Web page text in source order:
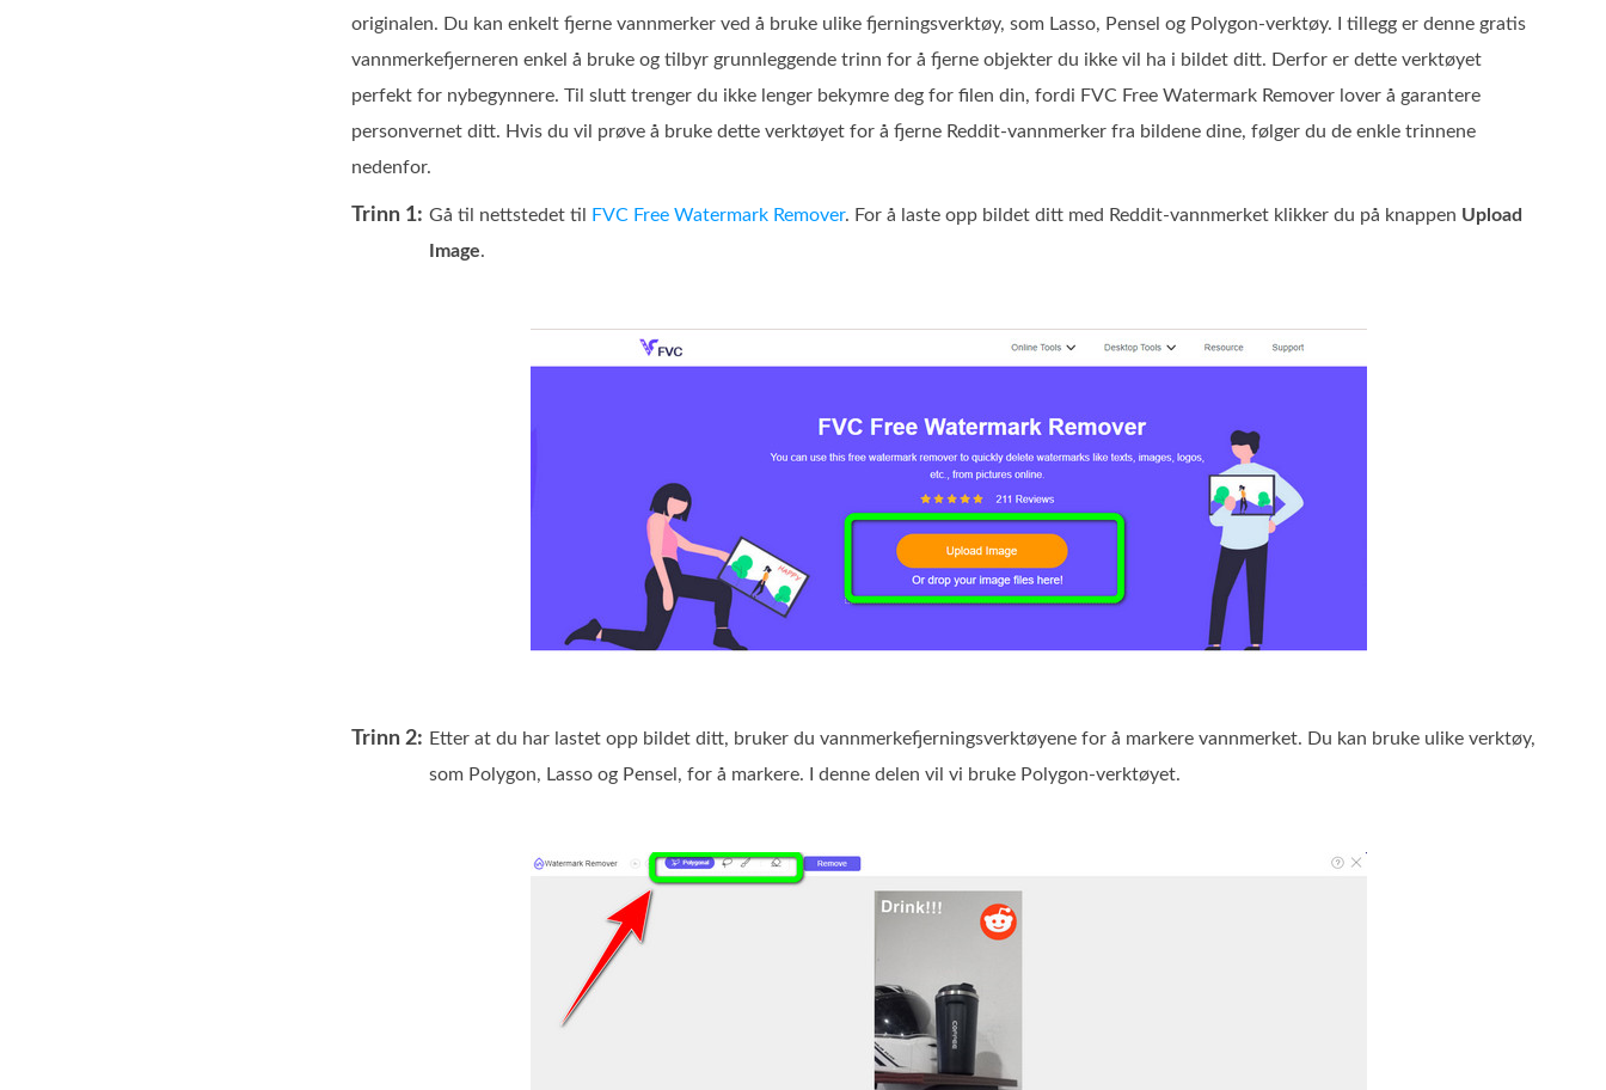
originalen. Du kan enkelt fjerne vannmerker ved å bruke ulike fjerningsverktøy, som Lasso, Pensel og Polygon‑verktøy. I tillegg er denne gratis
vannmerkefjerneren enkel å bruke og tilbyr grunnleggende trinn for å fjerne objekter du ikke vil ha i bildet ditt. Derfor er dette verktøyet
perfekt for nybegynnere. Til slutt trenger du ikke lenger bekymre deg for filen din, fordi FVC Free Watermark Remover lover å garantere
personvernet ditt. Hvis du vil prøve å bruke dette verktøyet for å fjerne Reddit‑vannmerker fra bildene dine, følger du de enkle trinnene
nedenfor.
Trinn 1: Gå til nettstedet til FVC Free Watermark Remover. For å laste opp bildet ditt med Reddit‑vannmerket klikker du på knappen Upload
Image.
Trinn 2: Etter at du har lastet opp bildet ditt, bruker du vannmerkefjerningsverktøyene for å markere vannmerket. Du kan bruke ulike verktøy,
som Polygon, Lasso og Pensel, for å markere. I denne delen vil vi bruke Polygon‑verktøyet.